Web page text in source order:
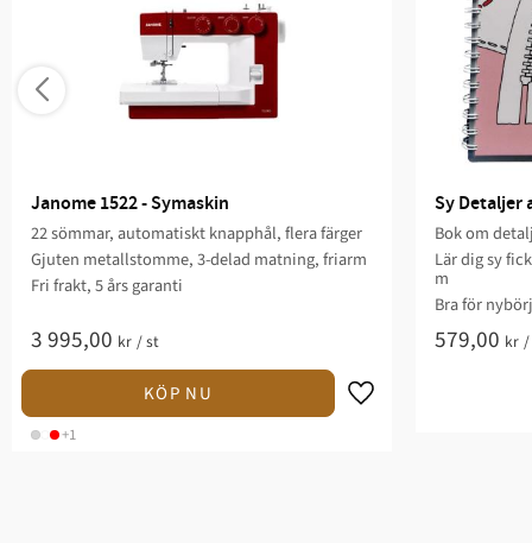
Janome 1522 - Symaskin
22 sömmar, automatiskt knapphål, flera färger
Gjuten metallstomme, 3-delad matning, friarm
Fri frakt, 5 års garanti
3 995,00 kr /st
+1
Sy Detaljer
Bok om
Lär dig sy
m
Bra för
579,00 kr /